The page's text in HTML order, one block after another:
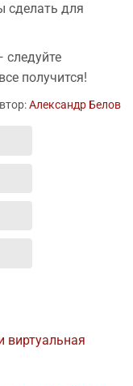
сделать для
следуйте
получится!
Александр Белов
виртуальная